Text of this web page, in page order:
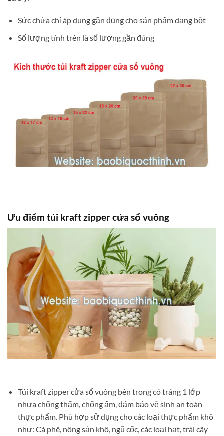
Sức chứa chỉ áp dụng gần đúng cho sản phẩm dạng bột
Số lượng tính trên là số lượng gần đúng
Ưu điểm túi kraft zipper cửa sổ vuông
Túi kraft zipper cửa sổ vuông bên trong có tráng 1 lớp
nhựa chống thấm, chống ẩm, đảm bảo vệ sinh an toàn
thực phẩm. Phù hợp sử dụng cho các loại thực phẩm khô
như: Cà phê, nông sản khô, ngũ cốc, các loại hạt, trái cây